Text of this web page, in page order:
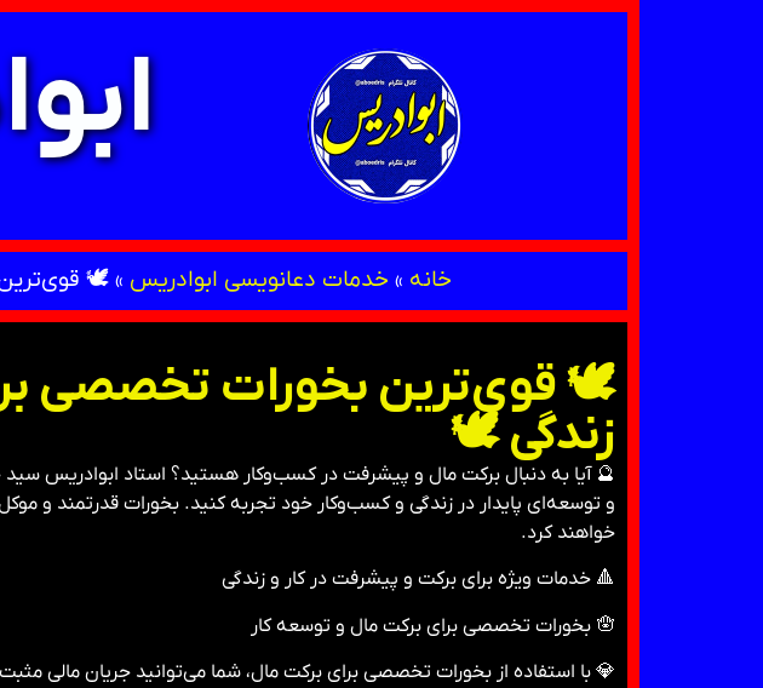
خانه » خدمات دعانویسی ابوادریس »
🕊
🕊 قوی‌ترین بخورات تخصصی
زندگی 🕊
🔮 آیا به دنبال برکت مال و پیشرفت در کسب‌وکار هستید؟ استاد ابوادریس
و توسعه‌ای پایدار در زندگی و کسب‌وکار خود تجربه کنید. بخورات قدرتمند و
خواهند کرد.
🔺 خدمات ویژه برای برکت و پیشرفت در کار و زندگی
🪬 بخورات تخصصی برای برکت مال و توسعه کار
💎 با استفاده از بخورات تخصصی برای برکت مال، شما می‌توانید جریان مالی